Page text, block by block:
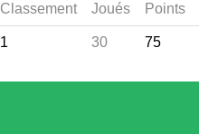
Classement Joués Points
1 30 75